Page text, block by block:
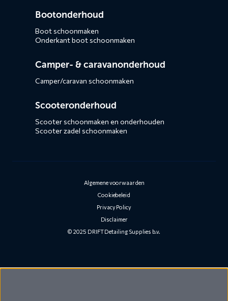
Bootonderhoud
Boot schoonmaken
Onderkant boot schoonmaken
Camper- & caravanonderhoud
Camper/caravan schoonmaken
Scooteronderhoud
Scooter schoonmaken en onderhouden
Scooter zadel schoonmaken
Algemene voorwaarden
Cookiebeleid
Privacy Policy
Disclaimer
© 2025 DRIFT Detailing Supplies b.v.